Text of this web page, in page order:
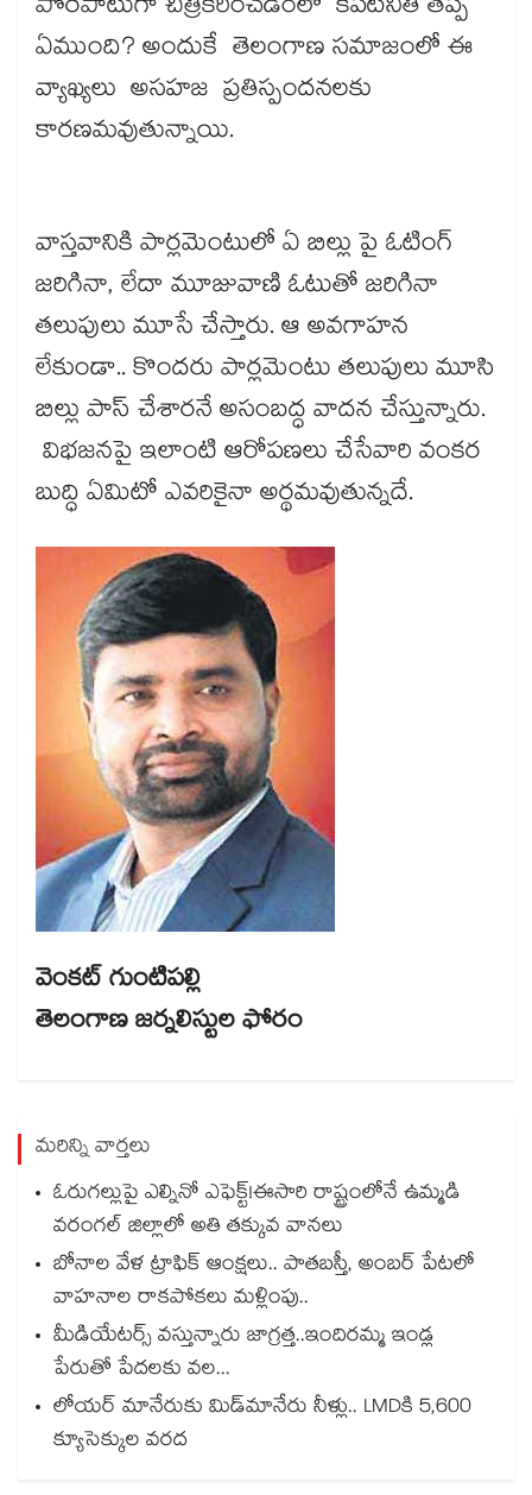
ఏముంది? అందుకే తెలంగాణ సమాజంలో ఈ
వ్యాఖ్యలు అసహజ ప్రతిస్పందనలకు
కారణమవుతున్నాయి.
వాస్తవానికి పార్లమెంటులో ఏ బిల్లు పై ఓటింగ్​
జరిగినా, లేదా మూజువాణి ఓటుతో జరిగినా
తలుపులు మూసే చేస్తారు. ఆ అవగాహన
లేకుండా.. కొందరు పార్లమెంటు తలుపులు మూసి
బిల్లు పాస్​ చేశారనే అసంబద్ధ వాదన చేస్తున్నారు.
విభజనపై ఇలాంటి ఆరోపణలు చేసేవారి వంకర
బుద్ధి ఏమిటో ఎవరికైనా అర్థమవుతున్నదే.
వెంకట్ గుంటిపల్లి
తెలంగాణ జర్నలిస్టుల ఫోరం
మరిన్ని వార్తలు
ఓరుగల్లుపై ఎల్నినో ఎఫెక్ట్!ఈసారి రాష్ట్రంలోనే ఉమ్మడి
వరంగల్ జిల్లాలో అతి తక్కువ వానలు
బోనాల వేళ ట్రాఫిక్ ఆంక్షలు.. పాతబస్తీ, అంబర్ పేటలో
వాహనాల రాకపోకలు మళ్లింపు..
మీడియేటర్స్ వస్తున్నారు జాగ్రత్త..ఇందిరమ్మ ఇండ్ల
పేరుతో పేదలకు వల...
లోయర్‌‌‌‌ మానేరుకు మిడ్‌‌మానేరు నీళ్లు.. LMDకి 5,600
క్యూసెక్కుల వరద